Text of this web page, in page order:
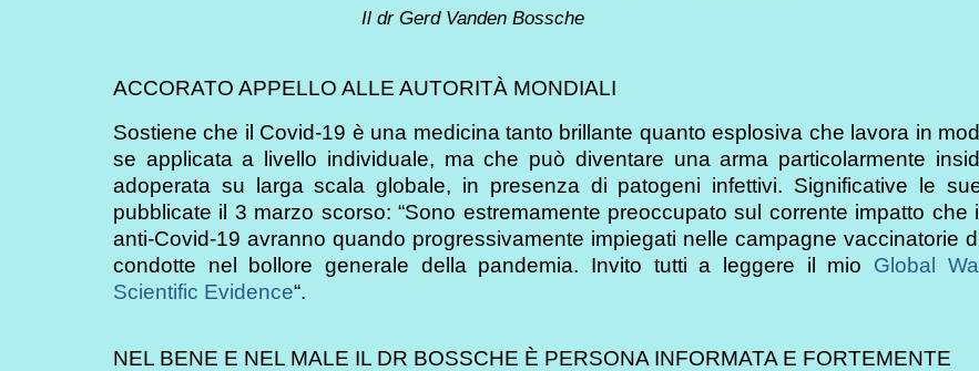
Il dr Gerd Vanden Bossche
ACCORATO APPELLO ALLE AUTORITÀ MONDIALI
Sostiene che il Covid-19 è una medicina tanto brillante quanto esplosiva che lavora in
se applicata a livello individuale, ma che può diventare una arma particolarmente
adoperata su larga scala globale, in presenza di patogeni infettivi. Significative le
pubblicate il 3 marzo scorso: “Sono estremamente preoccupato sul corrente impatto che
anti-Covid-19 avranno quando progressivamente impiegati nelle campagne vaccinatorie
condotte nel bollore generale della pandemia. Invito tutti a leggere il mio Global
Scientific Evidence“.
NEL BENE E NEL MALE IL DR BOSSCHE È PERSONA INFORMATA E FORTEMENTE